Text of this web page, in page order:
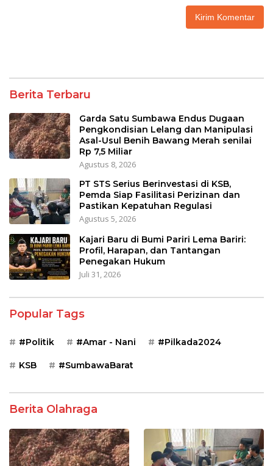
Berita Terbaru
Garda Satu Sumbawa Endus Dugaan
Pengkondisian Lelang dan Manipulasi
Asal-Usul Benih Bawang Merah senilai
Rp 7,5 Miliar
Agustus 8, 2026
PT STS Serius Berinvestasi di KSB,
Pemda Siap Fasilitasi Perizinan dan
Pastikan Kepatuhan Regulasi
Agustus 5, 2026
Kajari Baru di Bumi Pariri Lema Bariri:
Profil, Harapan, dan Tantangan
Penegakan Hukum
Juli 31, 2026
Popular Tags
#Politik #Amar - Nani #Pilkada2024
KSB #SumbawaBarat
Berita Olahraga